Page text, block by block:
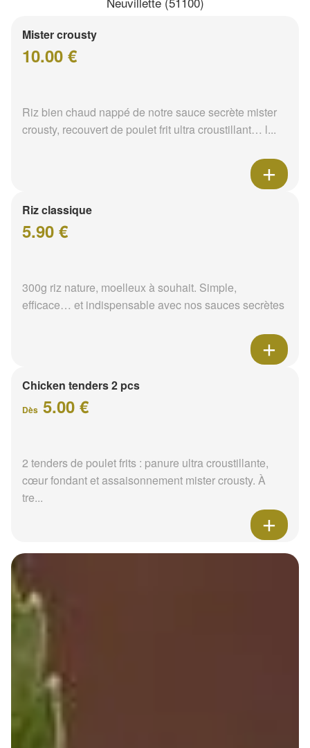
Mister crousty
10.00 €
Riz bien chaud nappé de notre sauce secrète mister
crousty, recouvert de poulet frit ultra croustillant… l...
Riz classique
5.90 €
300g riz nature, moelleux à souhait. Simple,
efficace… et indispensable avec nos sauces secrètes
Chicken tenders 2 pcs
Dès 5.00 €
2 tenders de poulet frits : panure ultra croustillante,
cœur fondant et assaisonnement mister crousty. À
tre...